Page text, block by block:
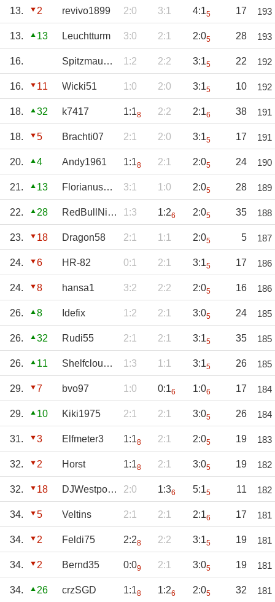
13. 2 revivo1899 2:0 3:1 4:15 17 193
13. 13 Leuchtturm 3:0 2:1 2:05 28 193
16. Spitzmaus12 1:2 2:2 3:15 22 192
16. 11 Wicki51 1:0 2:0 3:15 10 192
18. 32 k7417 1:18 2:2 2:16 38 191
18. 5 Brachti07 2:1 2:0 3:15 17 191
20. 4 Andy1961 1:18 2:1 2:05 24 190
21. 13 Florianus2000 3:1 1:0 2:05 28 189
22. 28 RedBullNico 1:3 1:26 2:05 35 188
23. 18 Dragon58 2:1 1:1 2:05 5 187
24. 6 HR-82 0:1 2:1 3:15 17 186
24. 8 hansa1 3:2 2:2 2:05 16 186
26. 8 Idefix 1:2 2:1 3:05 24 185
26. 32 Rudi55 2:1 2:1 3:15 35 185
26. 11 Shelfcloud37 1:3 1:1 3:15 26 185
29. 7 bvo97 1:0 0:16 1:06 17 184
29. 10 Kiki1975 2:1 2:1 3:05 26 184
31. 3 Elfmeter3 1:18 2:1 2:05 19 183
32. 2 Horst 1:18 2:1 3:05 19 182
32. 18 DJWestpoint 2:0 1:36 5:15 11 182
34. 5 Veltins 2:1 2:1 2:16 17 181
34. 2 Feldi75 2:28 2:2 3:15 19 181
34. 2 Bernd35 0:09 2:1 3:05 19 181
34. 26 crzSGD 1:18 1:26 2:05 32 181